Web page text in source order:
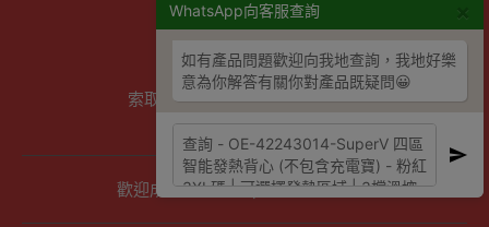
WhatsApp向客服查詢
如有產品問題歡迎向我地查詢，我地好樂
意為你解答有關你對產品既疑問😀
商店資訊
聯絡我們
關於我們
索取報價 公司、學校或機構採購
以公司採購卡(P卡)付款
歡迎成為Outlet Express HK供應商